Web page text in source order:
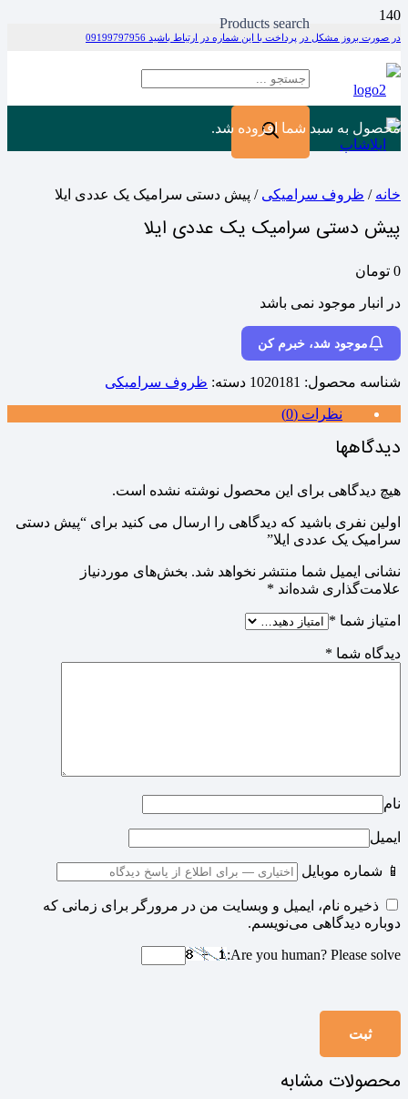
در صورت بروز مشکل در پرداخت با این شماره در ارتباط باشید 09199797956
Products search
محصول به سبد شما افزوده شد.
خانه / ظروف سرامیکی / پیش دستی سرامیک یک عددی ایلا
پیش دستی سرامیک یک عددی ایلا
0 تومان
در انبار موجود نمی باشد
موجود شد، خبرم کن
شناسه محصول: 1020181 دسته: ظروف سرامیکی
نظرات (0)
دیدگاهها
هیچ دیدگاهی برای این محصول نوشته نشده است.
اولین نفری باشید که دیدگاهی را ارسال می کنید برای “پیش دستی
سرامیک یک عددی ایلا”
نشانی ایمیل شما منتشر نخواهد شد. بخش‌های موردنیاز
علامت‌گذاری شده‌اند *
امتیاز شما *
دیدگاه شما *
نام
ایمیل
📱 شماره موبایل
ذخیره نام، ایمیل و وبسایت من در مرورگر برای زمانی که
دوباره دیدگاهی می‌نویسم.
Are you human? Please solve:
محصولات مشابه